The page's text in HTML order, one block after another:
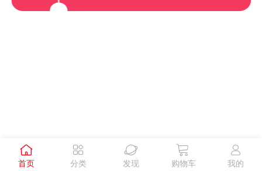

首页

分类

发现

购物车

我的